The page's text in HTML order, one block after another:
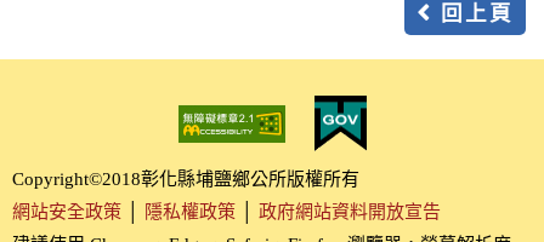
回上頁
Copyright©2018彰化縣埔鹽鄉公所版權所有
網站安全政策
隱私權政策
政府網站資料開放宣告